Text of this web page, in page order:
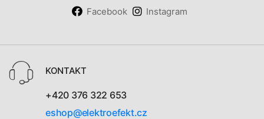
Facebook Instagram
KONTAKT
+420 376 322 653
eshop@elektroefekt.cz